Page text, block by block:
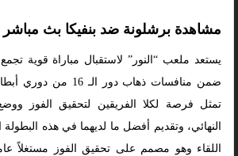
مشاهدة برشلونة ضد بنفيكا بث مباشر
يستعد ملعب “النور” لاستقبال مباراة قوية
ضمن منافسات ذهاب دور
تمثل فرصة لكلا الفريقين لتحقيق الفوز
النهائي، وتقديم أفضل ما لديهما في هذه
اللقاء وهو مصمم على تحقيق الفوز مستغلاً